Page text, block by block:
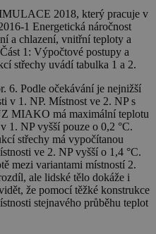
2018, který pracuje v
1 Energetická náročnost
a chlazení, vnitřní teploty a
1: Výpočtové postupy a
střechy uvádí tabulka 1 a 2.
6. Podle očekávání je nejnižší
v 1. NP. Místnost ve 2. NP s
MIAKO má maximální teplotu
1. NP vyšší pouze o 0,2 °C.
střechy má vypočítanou
ve 2. NP vyšší o 1,4 °C.
mezi variantami místností 2.
ale lidské tělo dokáže i
že pomocí těžké konstrukce
stejnavého průběhu teplot